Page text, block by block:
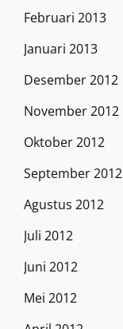
Februari 2013
Januari 2013
Desember 2012
November 2012
Oktober 2012
September 2012
Agustus 2012
Juli 2012
Juni 2012
Mei 2012